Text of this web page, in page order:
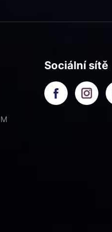
Sociální sítě